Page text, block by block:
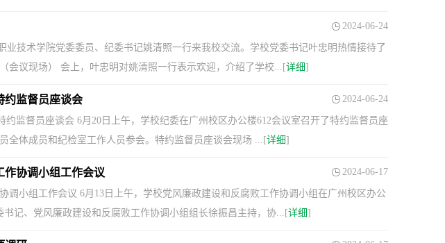
2024-06-24
业技术学院党委委员、纪委书记姚清照一行来我校交流。学校党委书记叶忠明热情接待了
会议现场） 会上，叶忠明对姚清照一行表示欢迎，介绍了学校...[详细]
监督员座谈会 2024-06-24
督员座谈会 6月20日上午，学校纪委在广州校区办公楼612会议室召开了特约监督员座
全体成员和纪检室工作人员参会。特约监督员座谈会现场 ...[详细]
作协调小组工作会议 2024-06-17
调小组工作会议 6月13日上午，学校党风廉政建设和反腐败工作协调小组在广州校区办公
记、党风廉政建设和反腐败工作协调小组组长徐振昌主持，协...[详细]